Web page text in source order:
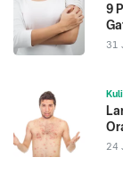
9
31
24